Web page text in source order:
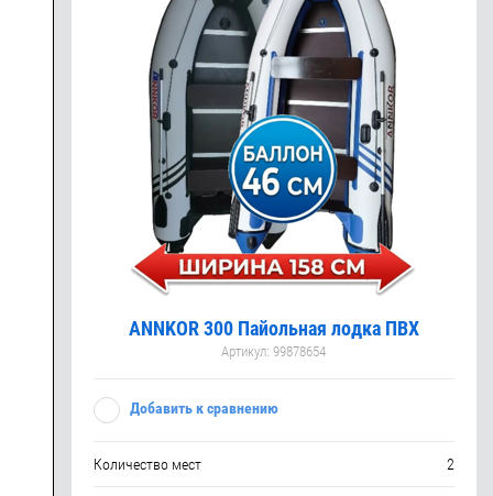
ANNKOR 300 Пайольная лодка ПВХ
Артикул: 99878654
Добавить к сравнению
Количество мест 2